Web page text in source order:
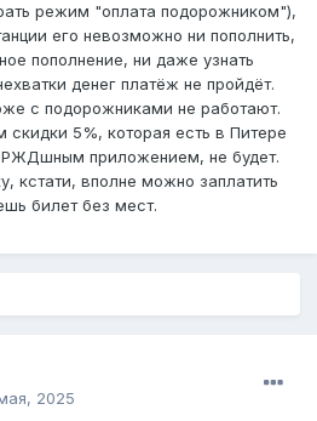
режим "оплата подорожником"),
его невозможно ни пополнить,
пополнение, ни даже узнать
денег платёж не пройдёт.
с подорожниками не работают.
5%, которая есть в Питере
РЖДшным приложением, не будет.
кстати, вполне можно заплатить
билет без мест.
2025